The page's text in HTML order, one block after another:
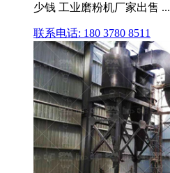
少钱 工业磨粉机厂家出售 ...
联系电话: 180 3780 8511